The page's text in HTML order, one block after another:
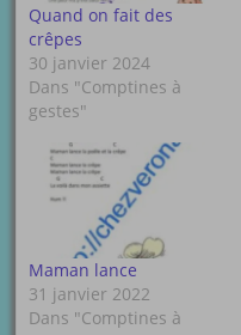
Quand on fait des
crêpes
30 janvier 2024
Dans "Comptines à
gestes"
Maman lance
31 janvier 2022
Dans "Comptines à